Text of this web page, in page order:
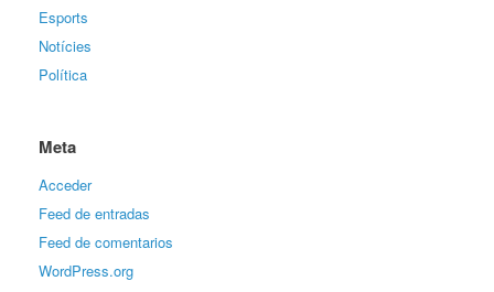
Esports
Notícies
Política
Meta
Acceder
Feed de entradas
Feed de comentarios
WordPress.org